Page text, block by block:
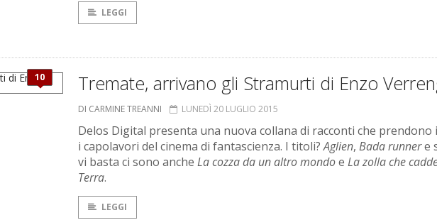
LEGGI
10 Tremate, arrivano gli Stramurti di Enzo
DI CARMINE TREANNI LUNEDÌ 20 LUGLIO 2015
Delos Digital presenta una nuova collana di racconti che prendono
i capolavori del cinema di fantascienza. I titoli?Aglien, Bada runnere
vi basta ci sono anche La cozza da un altro mondoe La zolla che
Terra.
LEGGI